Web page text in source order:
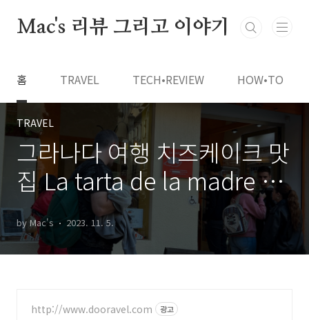
Mac's 리뷰 그리고 이야기
홈 TRAVEL TECH•REVIEW HOW•TO
TRAVEL
그라나다 여행 치즈케이크 맛
집 La tarta de la madre de
Cris
by Mac's 2023. 11. 5.
http://www.dooravel.com 광고